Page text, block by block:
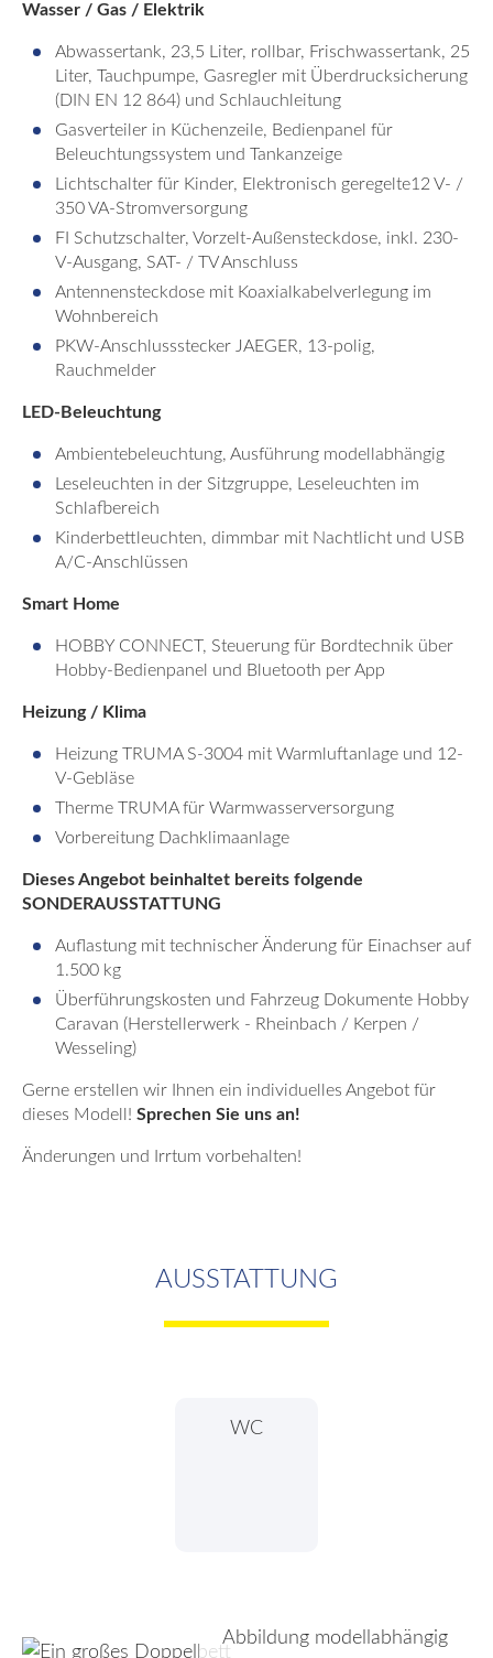
Wasser / Gas / Elektrik
Abwassertank, 23,5 Liter, rollbar, Frischwassertank, 25
Liter, Tauchpumpe, Gasregler mit Überdrucksicherung
(DIN EN 12 864) und Schlauchleitung
Gasverteiler in Küchenzeile, Bedienpanel für
Beleuchtungssystem und Tankanzeige
Lichtschalter für Kinder, Elektronisch geregelte12 V- /
350 VA-Stromversorgung
FI Schutzschalter, Vorzelt-Außensteckdose, inkl. 230-
V-Ausgang, SAT- / TV Anschluss
Antennensteckdose mit Koaxialkabelverlegung im
Wohnbereich
PKW-Anschlussstecker JAEGER, 13-polig,
Rauchmelder
LED-Beleuchtung
Ambientebeleuchtung, Ausführung modellabhängig
Leseleuchten in der Sitzgruppe, Leseleuchten im
Schlafbereich
Kinderbettleuchten, dimmbar mit Nachtlicht und USB
A/C-Anschlüssen
Smart Home
HOBBY CONNECT, Steuerung für Bordtechnik über
Hobby-Bedienpanel und Bluetooth per App
Heizung / Klima
Heizung TRUMA S-3004 mit Warmluftanlage und 12-
V-Gebläse
Therme TRUMA für Warmwasserversorgung
Vorbereitung Dachklimaanlage
Dieses Angebot beinhaltet bereits folgende
SONDERAUSSTATTUNG
Auflastung mit technischer Änderung für Einachser auf
1.500 kg
Überführungskosten und Fahrzeug Dokumente Hobby
Caravan (Herstellerwerk - Rheinbach / Kerpen /
Wesseling)
Gerne erstellen wir Ihnen ein individuelles Angebot für
dieses Modell! Sprechen Sie uns an!
Änderungen und Irrtum vorbehalten!
AUSSTATTUNG
WC
Abbildung modellabhängig